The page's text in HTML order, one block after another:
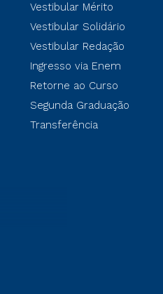
Vestibular Mérito
Vestibular Solidário
Vestibular Redação
Ingresso via Enem
Retorne ao Curso
Segunda Graduação
Transferência